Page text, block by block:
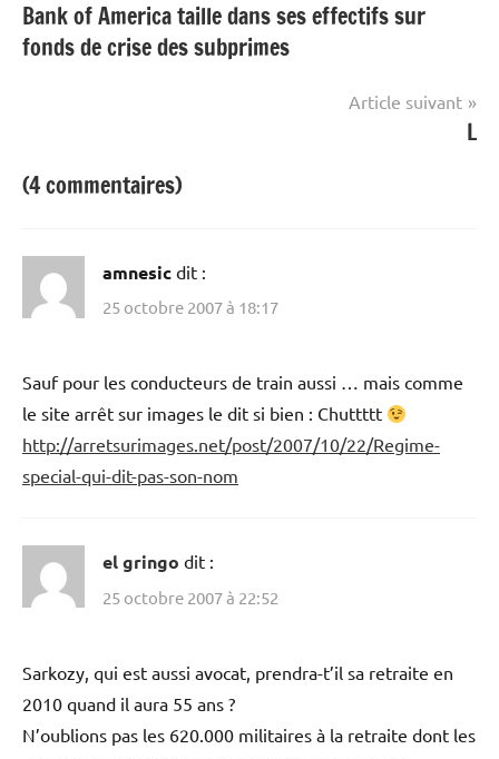
de
l’article
Bank of America taille dans ses effectifs sur
fonds de crise des subprimes
Article suivant
L
(4 commentaires)
amnesic dit :
25 octobre 2007 à 18:17
Sauf pour les conducteurs de train aussi … mais comme
le site arrêt sur images le dit si bien : Chuttttt
http://arretsurimages.net/post/2007/10/22/Regime-
special-qui-dit-pas-son-nom
el gringo dit :
25 octobre 2007 à 22:52
Sarkozy, qui est aussi avocat, prendra-t’il sa retraite en
2010 quand il aura 55 ans ?
N’oublions pas les 620.000 militaires à la retraite dont les